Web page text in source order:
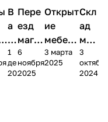
В
а
к
а
н
1
декабря
2025
Пере
езд
магаз
ина в
г.
6
ноября
2025
Открыт
ие
мебель
ного
салона
3 марта
2025
Скл
ад
меб
ели
пер
3
2024